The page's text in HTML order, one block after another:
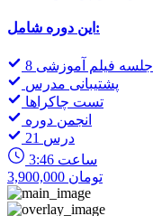
این دوره شامل:
8 جلسه فیلم آموزشی
پشتیبانی مدرس
تست چاکراها
انجمن دوره
21 درس
3:46 ساعت
3,900,000 تومان